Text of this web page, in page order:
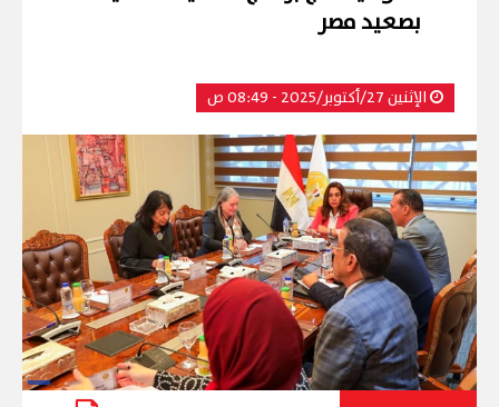
بصعيد مصر
الإثنين 27/أكتوبر/2025 - 08:49 ص